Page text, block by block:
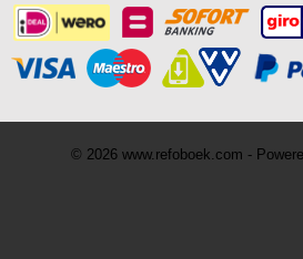
© 2026 www.refoboek.com -